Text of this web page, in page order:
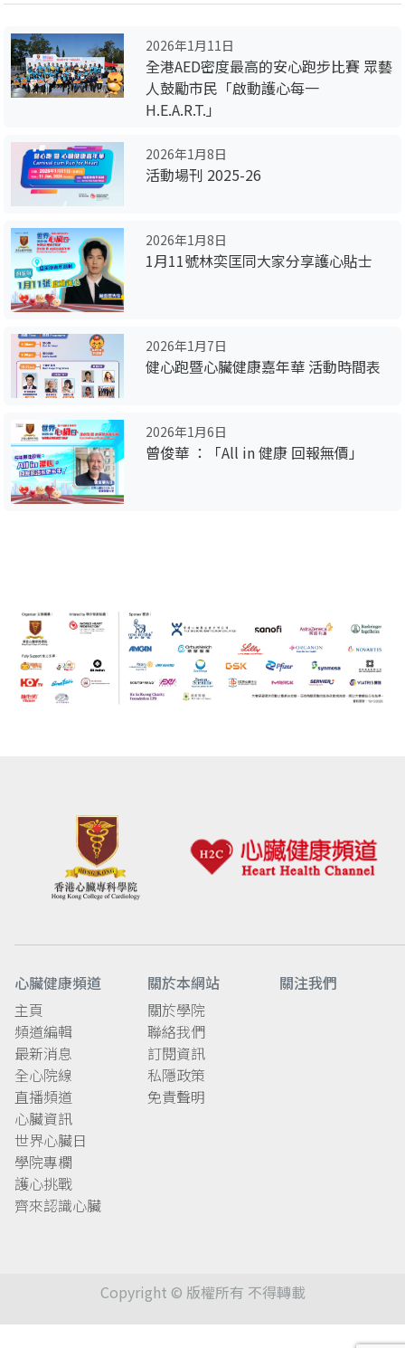
2026年1月11日
全港AED密度最高的安心跑步比賽 眾藝
人鼓勵市民「啟動護心每一
H.E.A.R.T.」
2026年1月8日
活動場刊 2025-26
2026年1月8日
1月11號林奕匡同大家分享護心貼士
2026年1月7日
健心跑暨心臟健康嘉年華 活動時間表
2026年1月6日
曾俊華 ：「All in 健康 回報無價」
心臟健康頻道
主頁
頻道編輯
最新消息
全心院線
直播頻道
心臟資訊
世界心臟日
學院專欄
護心挑戰
齊來認識心臟
關於本網站
關於學院
聯絡我們
訂閱資訊
私隱政策
免責聲明
關注我們
Copyright © 版權所有 不得轉載